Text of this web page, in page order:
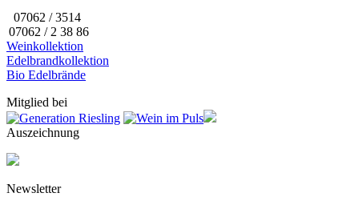
07062 / 3514
07062 / 2 38 86
Weinkollektion
Edelbrandkollektion
Bio Edelbrände
Mitglied bei
Auszeichnung
Newsletter